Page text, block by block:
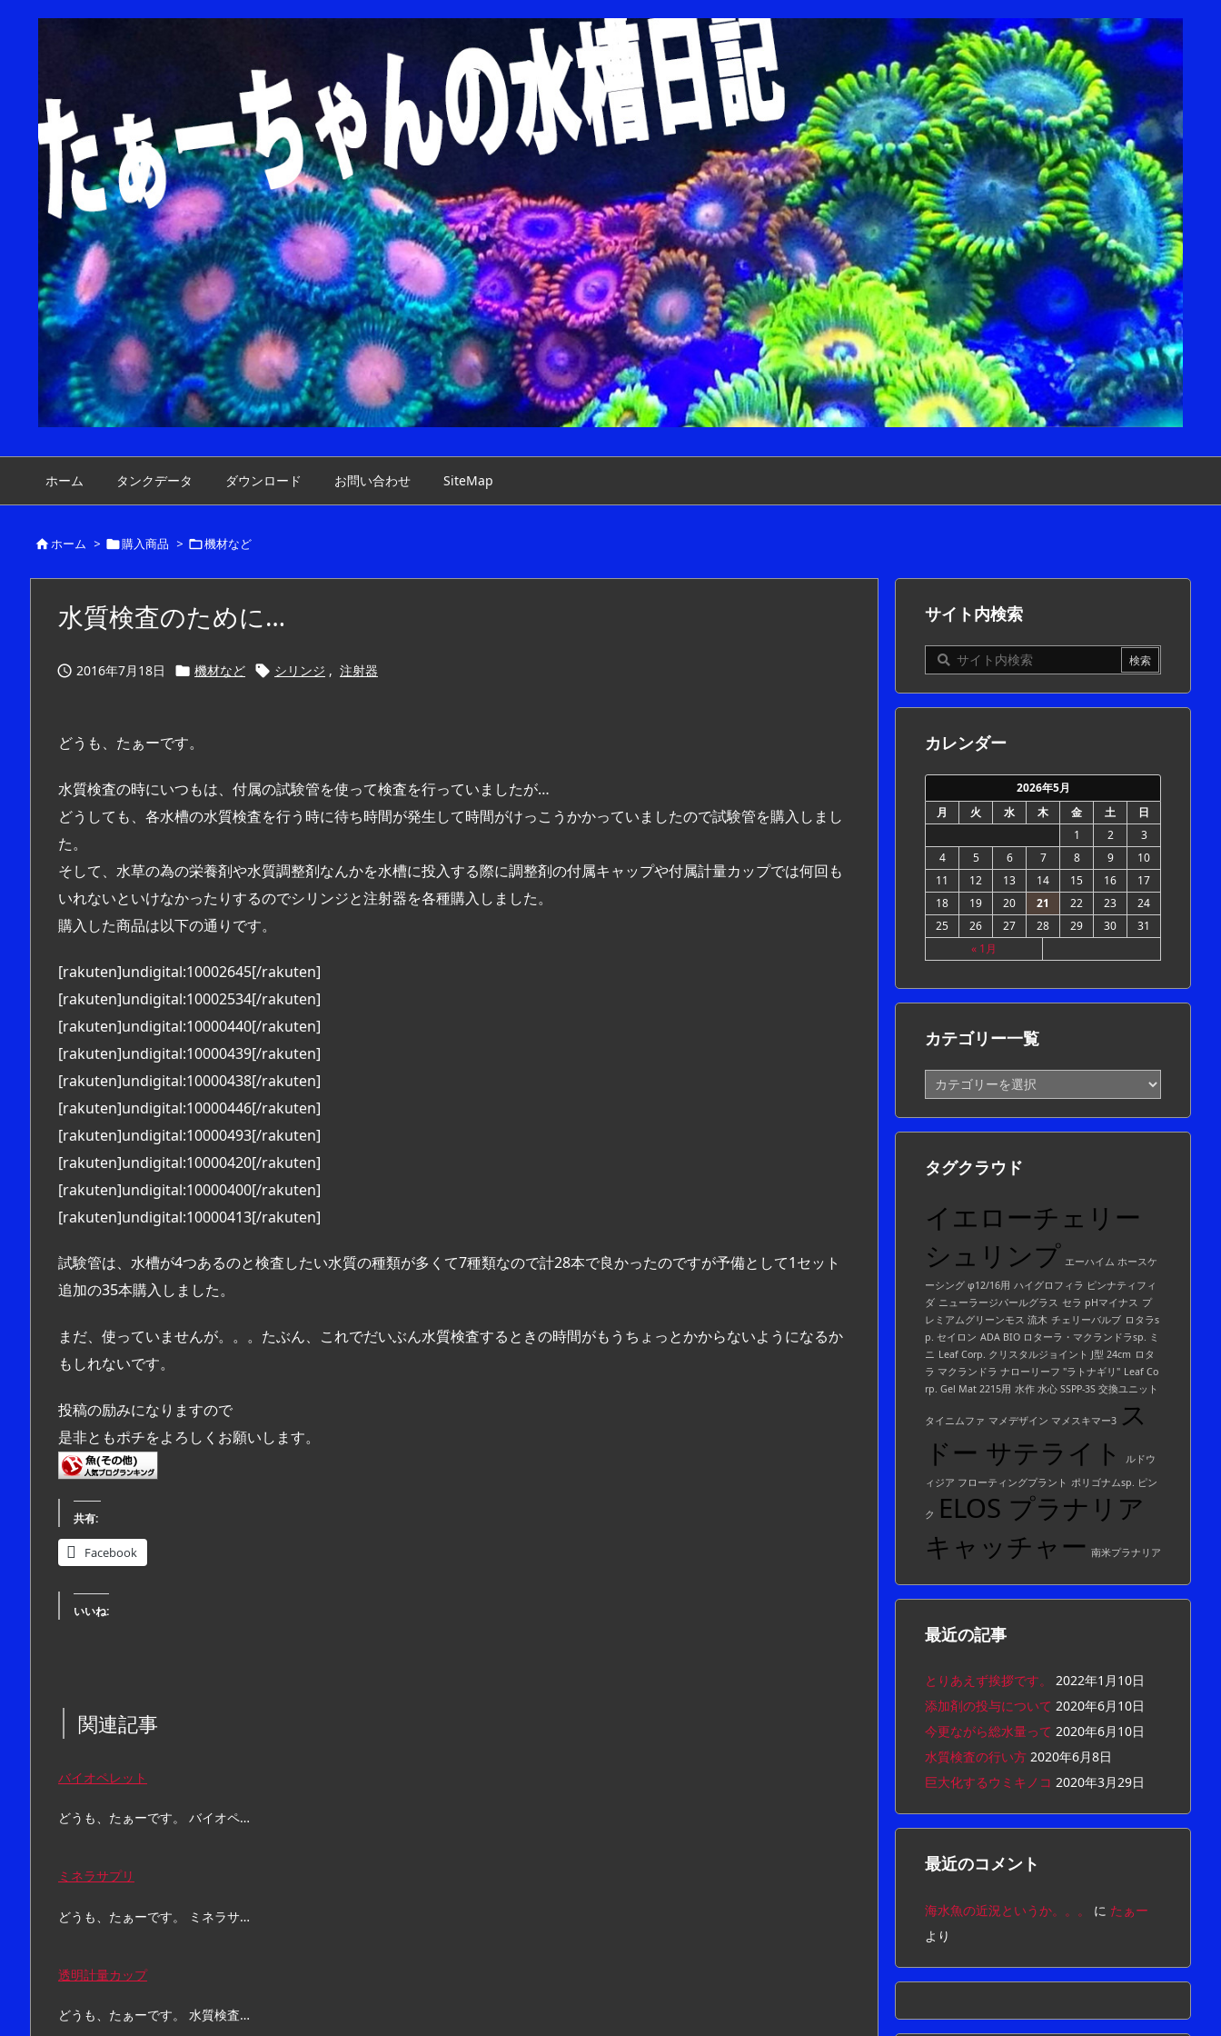
ホーム タンクデータ ダウンロード お問い合わせ SiteMap
ホーム > 購入商品 > 機材など
水質検査のために…
 2016年7月18日  機材など  シリンジ , 注射器
どうも、たぁーです。
水質検査の時にいつもは、付属の試験管を使って検査を行っていましたが…
どうしても、各水槽の水質検査を行う時に待ち時間が発生して時間がけっこうかかっていましたので試験管を購入しまし
た。
そして、水草の為の栄養剤や水質調整剤なんかを水槽に投入する際に調整剤の付属キャップや付属計量カップでは何回も
いれないといけなかったりするのでシリンジと注射器を各種購入しました。
購入した商品は以下の通りです。
[rakuten]undigital:10002645[/rakuten]
[rakuten]undigital:10002534[/rakuten]
[rakuten]undigital:10000440[/rakuten]
[rakuten]undigital:10000439[/rakuten]
[rakuten]undigital:10000438[/rakuten]
[rakuten]undigital:10000446[/rakuten]
[rakuten]undigital:10000493[/rakuten]
[rakuten]undigital:10000420[/rakuten]
[rakuten]undigital:10000400[/rakuten]
[rakuten]undigital:10000413[/rakuten]
試験管は、水槽が4つあるのと検査したい水質の種類が多くて7種類なので計28本で良かったのですが予備として1セット
追加の35本購入しました。
まだ、使っていませんが。。。たぶん、これでだいぶん水質検査するときの時間がもうちょっとかからないようになるか
もしれないです。
投稿の励みになりますので
是非ともポチをよろしくお願いします。
共有:
Facebook
いいね:
関連記事
バイオペレット
どうも、たぁーです。 バイオペ…
ミネラサプリ
どうも、たぁーです。 ミネラサ…
透明計量カップ
どうも、たぁーです。 水質検査…
サイト内検索
カレンダー
2026年5月
月
火 水 木 金 土
日
1
2
3
4
5 6 7 8 9
10
11
12 13 14 15 16
17
18
19 20 21 22 23
24
25
26 27 28 29 30
31
« 1月
カテゴリー一覧
カ
テ
ゴ
リ
一
タグクラウド
イエローチェリー
シュリンプ エーハイム ホースケ
ーシング φ12/16用 ハイグロフィラ ピンナティフィ
ダ ニューラージパールグラス セラ pHマイナス プ
レミアムグリーンモス 流木 チェリーバルブ ロタラs
p. セイロン ADA BIO ロターラ・マクランドラsp. ミ
ニ Leaf Corp. クリスタルジョイント J型 24cm ロタ
ラ マクランドラ ナローリーフ "ラトナギリ" Leaf Co
rp. Gel Mat 2215用 水作 水心 SSPP-3S 交換ユニット
タイニムファ マメデザイン マメスキマー3 ス
ドー サテライト
ルドウ
ィジア フローティングプラント ポリゴナムsp. ピン
ク
ELOS プラナリア
キャッチャー 南米プラナリア
最近の記事
とりあえず挨拶です。
2022年1月10日
添加剤の投与について 2020年6月10日
今更ながら総水量って 2020年6月10日
水質検査の行い方 2020年6月8日
巨大化するウミキノコ 2020年3月29日
最近のコメント
海水魚の近況というか。。。 に たぁー
より